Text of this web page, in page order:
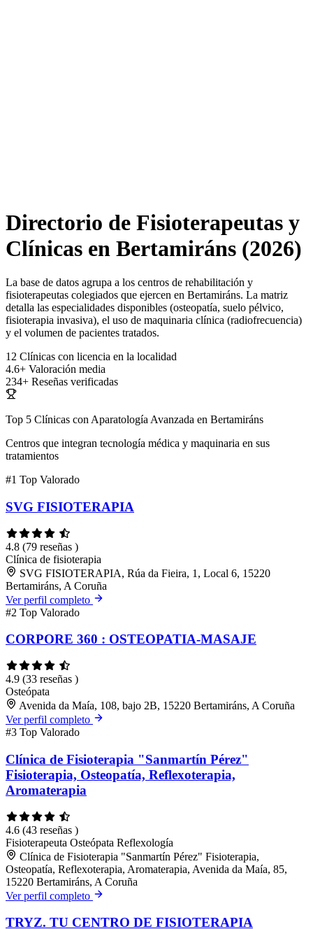
Directorio de Fisioterapeutas y
Clínicas en Bertamiráns (2026)
La base de datos agrupa a los centros de rehabilitación y
fisioterapeutas colegiados que ejercen en Bertamiráns. La matriz
detalla las especialidades disponibles (osteopatía, suelo pélvico,
fisioterapia invasiva), el uso de maquinaria clínica (radiofrecuencia)
y el volumen de pacientes tratados.
12 Clínicas con licencia en la localidad
4.6+ Valoración media
234+ Reseñas verificadas
Top 5 Clínicas con Aparatología Avanzada en Bertamiráns
Centros que integran tecnología médica y maquinaria en sus
tratamientos
#1 Top Valorado
SVG FISIOTERAPIA
4.8 (79 reseñas )
Clínica de fisioterapia
SVG FISIOTERAPIA, Rúa da Fieira, 1, Local 6, 15220
Bertamiráns, A Coruña
Ver perfil completo
#2 Top Valorado
CORPORE 360 : OSTEOPATIA-MASAJE
4.9 (33 reseñas )
Osteópata
Avenida da Maía, 108, bajo 2B, 15220 Bertamiráns, A Coruña
Ver perfil completo
#3 Top Valorado
Clínica de Fisioterapia "Sanmartín Pérez"
Fisioterapia, Osteopatía, Reflexoterapia,
Aromaterapia
4.6 (43 reseñas )
Fisioterapeuta Osteópata Reflexología
Clínica de Fisioterapia "Sanmartín Pérez" Fisioterapia,
Osteopatía, Reflexoterapia, Aromaterapia, Avenida da Maía, 85,
15220 Bertamiráns, A Coruña
Ver perfil completo
TRYZ. TU CENTRO DE FISIOTERAPIA